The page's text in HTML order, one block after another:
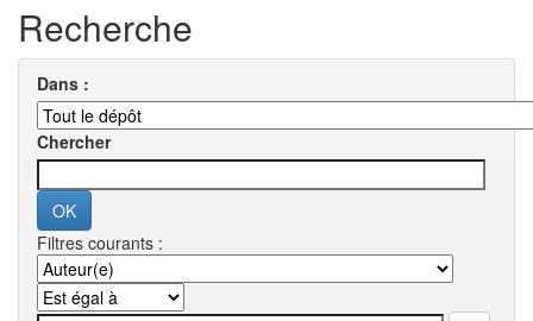
Recherche
Dans :
Chercher
Filtres courants :